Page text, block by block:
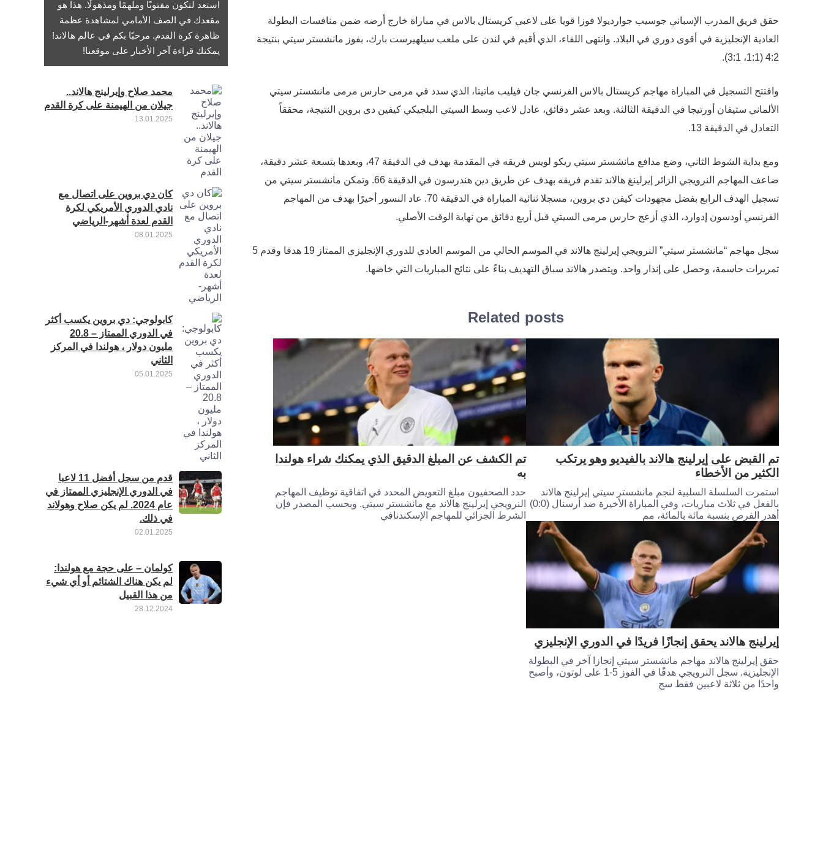
حقق فريق المدرب الإسباني جوسيب جوارديولا فوزا قويا على لاعبي كريستال بالاس في مباراة خارج أرضه ضمن منافسات البطولة
العادية الإنجليزية في أقوى دوري في البلاد. وانتهى اللقاء، الذي أقيم في لندن على ملعب سيلهيرست بارك، بفوز مانشستر سيتي بنتيجة
4:2 (1:1، 3:1).
وافتتح التسجيل في المباراة مهاجم كريستال بالاس الفرنسي جان فيليب ماتيتا، الذي سدد في مرمى حارس مرمى مانشستر سيتي
الألماني ستيفان أورتيجا في الدقيقة الثالثة. وبعد عشر دقائق، عادل لاعب وسط السيتي البلجيكي كيفين دي بروين النتيجة، محققاً
التعادل في الدقيقة 13.
ومع بداية الشوط الثاني، وضع مدافع مانشستر سيتي ريكو لويس فريقه في المقدمة بهدف في الدقيقة 47، وبعدها بتسعة عشر دقيقة،
ضاعف المهاجم النرويجي الزائر إيرلينغ هالاند تقدم فريقه بهدف عن طريق دين هندرسون في الدقيقة 66. وتمكن مانشستر سيتي من
تسجيل الهدف الرابع بفضل مجهودات كيفن دي بروين، مسجلا ثنائية المباراة في الدقيقة 70. عاد النسور أخيرًا بهدف من المهاجم
الفرنسي أودسون إدوارد، الذي أزعج حارس مرمى السيتي قبل أربع دقائق من نهاية الوقت الأصلي.
سجل مهاجم “مانشستر سيتي” النرويجي إيرلينج هالاند في الموسم الحالي من الموسم العادي للدوري الإنجليزي الممتاز 19 هدفا وقدم 5
تمريرات حاسمة، وحصل على إنذار واحد. ويتصدر هالاند سباق التهديف بناءً على نتائج المباريات التي خاضها.
Related posts
تم القبض على إيرلينج هالاند بالفيديو وهو يرتكب
الكثير من الأخطاء
استمرت السلسلة السلبية لنجم مانشستر سيتي إيرلينج هالاند
بالفعل في ثلاث مباريات، وفي المباراة الأخيرة ضد أرسنال (0:0)
أهدر الفرص بنسبة مائة بالمائة، مم
تم الكشف عن المبلغ الدقيق الذي يمكنك شراء هولندا
به
حدد الصحفيون مبلغ التعويض المحدد في اتفاقية توظيف المهاجم
النرويجي إيرلينج هالاند مع مانشستر سيتي. وبحسب المصدر فإن
الشرط الجزائي للمهاجم الإسكندنافي
إيرلينج هالاند يحقق إنجازًا فريدًا في الدوري الإنجليزي
حقق إيرلينج هالاند مهاجم مانشستر سيتي إنجازا آخر في البطولة
الإنجليزية. سجل النرويجي هدفًا في الفوز 5-1 على لوتون، وأصبح
واحدًا من ثلاثة لاعبين فقط سج
استعد لتكون مفتونًا وملهمًا ومذهولًا. هذا هو
مقعدك في الصف الأمامي لمشاهدة عظمة
ظاهرة كرة القدم. مرحبًا بكم في عالم هالاند!
يمكنك قراءة آخر الأخبار على موقعنا!
محمد صلاح وإيرلينج هالاند..
جيلان من الهيمنة على كرة القدم
13.01.2025
كان دي بروين على اتصال مع
نادي الدوري الأمريكي لكرة
القدم لعدة أشهر-الرياضي
08.01.2025
كابولوجي: دي بروين يكسب أكثر
في الدوري الممتاز – 20.8
مليون دولار ، هولندا في المركز
الثاني
05.01.2025
قدم من سجل أفضل 11 لاعبا
في الدوري الإنجليزي الممتاز في
عام 2024. لم يكن صلاح وهولاند
في ذلك.
02.01.2025
كولمان – على حجة مع هولندا:
لم يكن هناك الشتائم أو أي شيء
من هذا القبيل
28.12.2024